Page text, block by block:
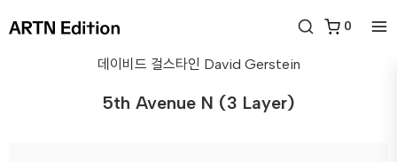
0
데이비드 걸스타인 David Gerstein
5th Avenue N (3 Layer)